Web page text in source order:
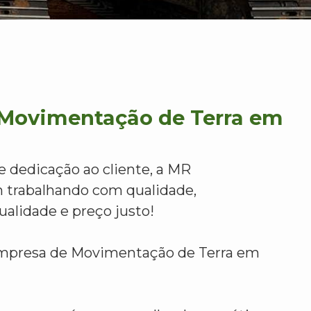
de Terra em
dedicação ao cliente, a MR
trabalhando com qualidade,
e preço justo!
de Movimentação de Terra em